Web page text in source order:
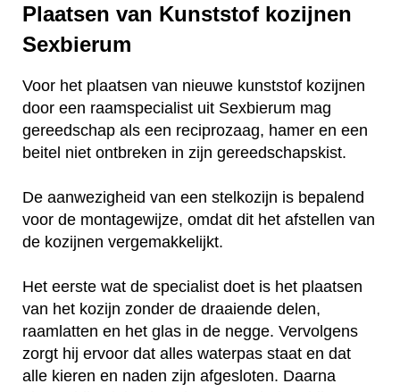
Plaatsen van Kunststof kozijnen
Sexbierum
Voor het plaatsen van nieuwe kunststof kozijnen
door een raamspecialist uit Sexbierum mag
gereedschap als een reciprozaag, hamer en een
beitel niet ontbreken in zijn gereedschapskist.
De aanwezigheid van een stelkozijn is bepalend
voor de montagewijze, omdat dit het afstellen van
de kozijnen vergemakkelijkt.
Het eerste wat de specialist doet is het plaatsen
van het kozijn zonder de draaiende delen,
raamlatten en het glas in de negge. Vervolgens
zorgt hij ervoor dat alles waterpas staat en dat
alle kieren en naden zijn afgesloten. Daarna